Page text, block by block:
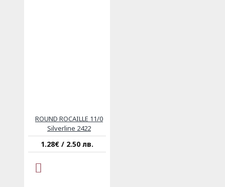
ROUND ROCAILLE 11/0
Silverline 2422
1.28€ / 2.50 лв.